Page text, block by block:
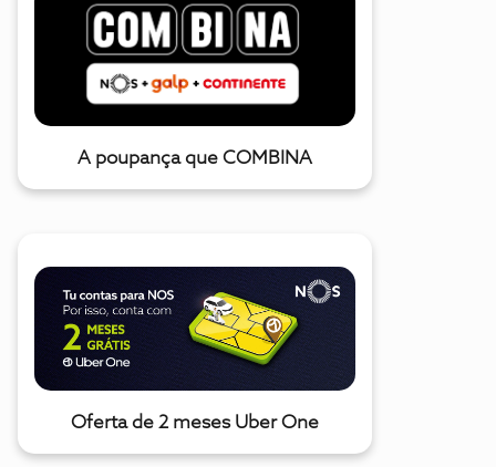
A poupança que COMBINA
Oferta de 2 meses Uber One